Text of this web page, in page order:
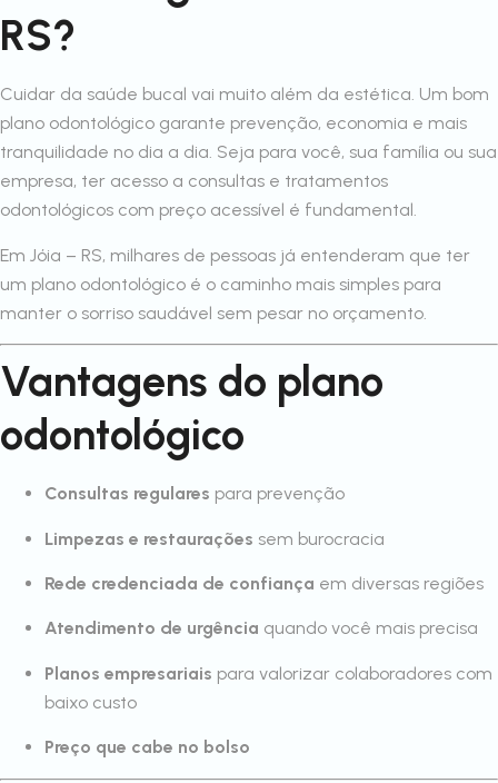
RS?
Cuidar da saúde bucal vai muito além da estética. Um bom
plano odontológico garante prevenção, economia e mais
tranquilidade no dia a dia. Seja para você, sua família ou sua
empresa, ter acesso a consultas e tratamentos
odontológicos com preço acessível é fundamental.
Em Jóia – RS, milhares de pessoas já entenderam que ter
um plano odontológico é o caminho mais simples para
manter o sorriso saudável sem pesar no orçamento.
Vantagens do plano
odontológico
Consultas regulares para prevenção
Limpezas e restaurações sem burocracia
Rede credenciada de confiança em diversas regiões
Atendimento de urgência quando você mais precisa
Planos empresariais para valorizar colaboradores com
baixo custo
Preço que cabe no bolso